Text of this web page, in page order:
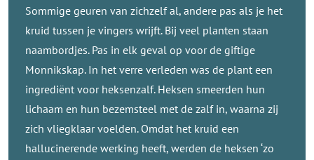
Sommige geuren van zichzelf al, andere pas als je het
kruid tussen je vingers wrijft. Bij veel planten staan
naambordjes. Pas in elk geval op voor de giftige
Monnikskap. In het verre verleden was de plant een
ingrediënt voor heksenzalf. Heksen smeerden hun
lichaam en hun bezemsteel met de zalf in, waarna zij
zich vliegklaar voelden. Omdat het kruid een
hallucinerende werking heeft, werden de heksen ‘zo